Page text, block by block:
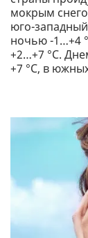
мокрым
юго-
ночью -1…+4
+2…+7 °С.
+7 °С, в